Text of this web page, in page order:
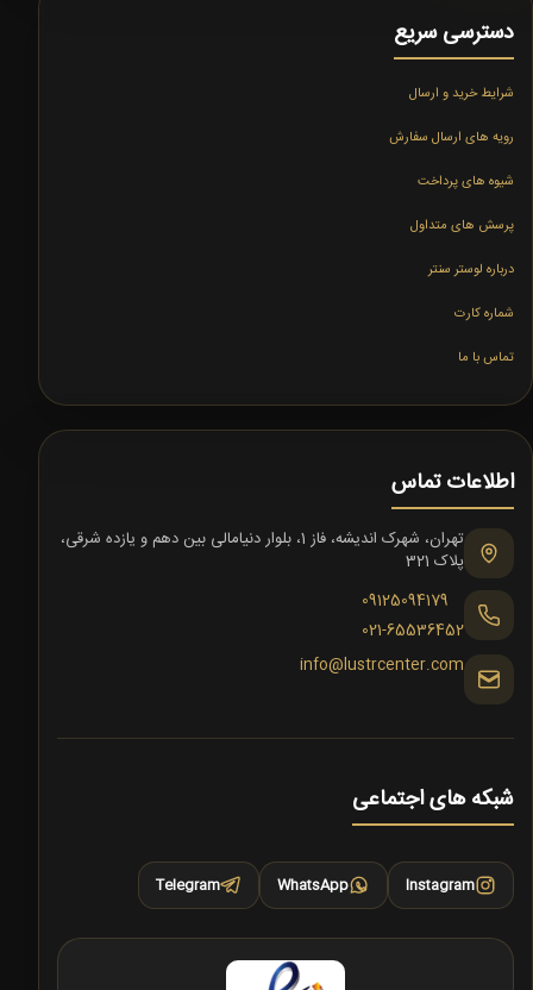
دسترسی سریع
شرایط خرید و ارسال
رویه های ارسال سفارش
شیوه های پرداخت
پرسش های متداول
درباره لوستر سنتر
شماره کارت
تماس با ما
اطلاعات تماس
تهران، شهرک اندیشه، فاز 1، بلوار دنیامالی بین دهم و یازده شرقی،
پلاک 321
09125094179
021-65536452
info@lustrcenter.com
شبکه های اجتماعی
Instagram
WhatsApp
Telegram